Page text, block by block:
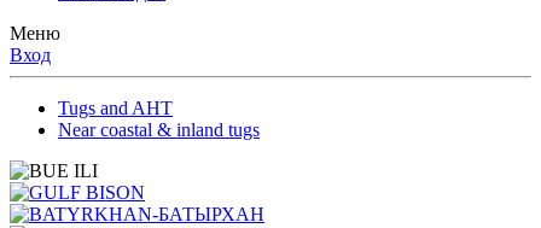
Меню
Вход
Tugs and AHT
Near coastal & inland tugs